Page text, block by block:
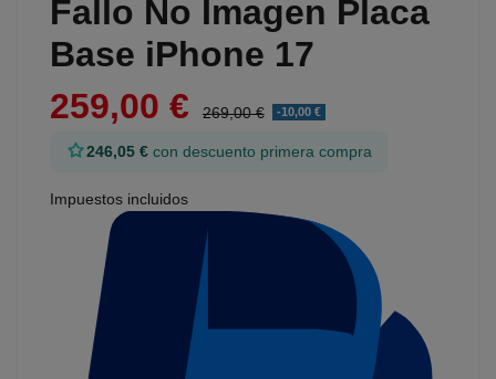
Fallo No Imagen Placa
Base iPhone 17
259,00 €
269,00 € -10,00 €
246,05 € con descuento primera compra
Impuestos incluidos